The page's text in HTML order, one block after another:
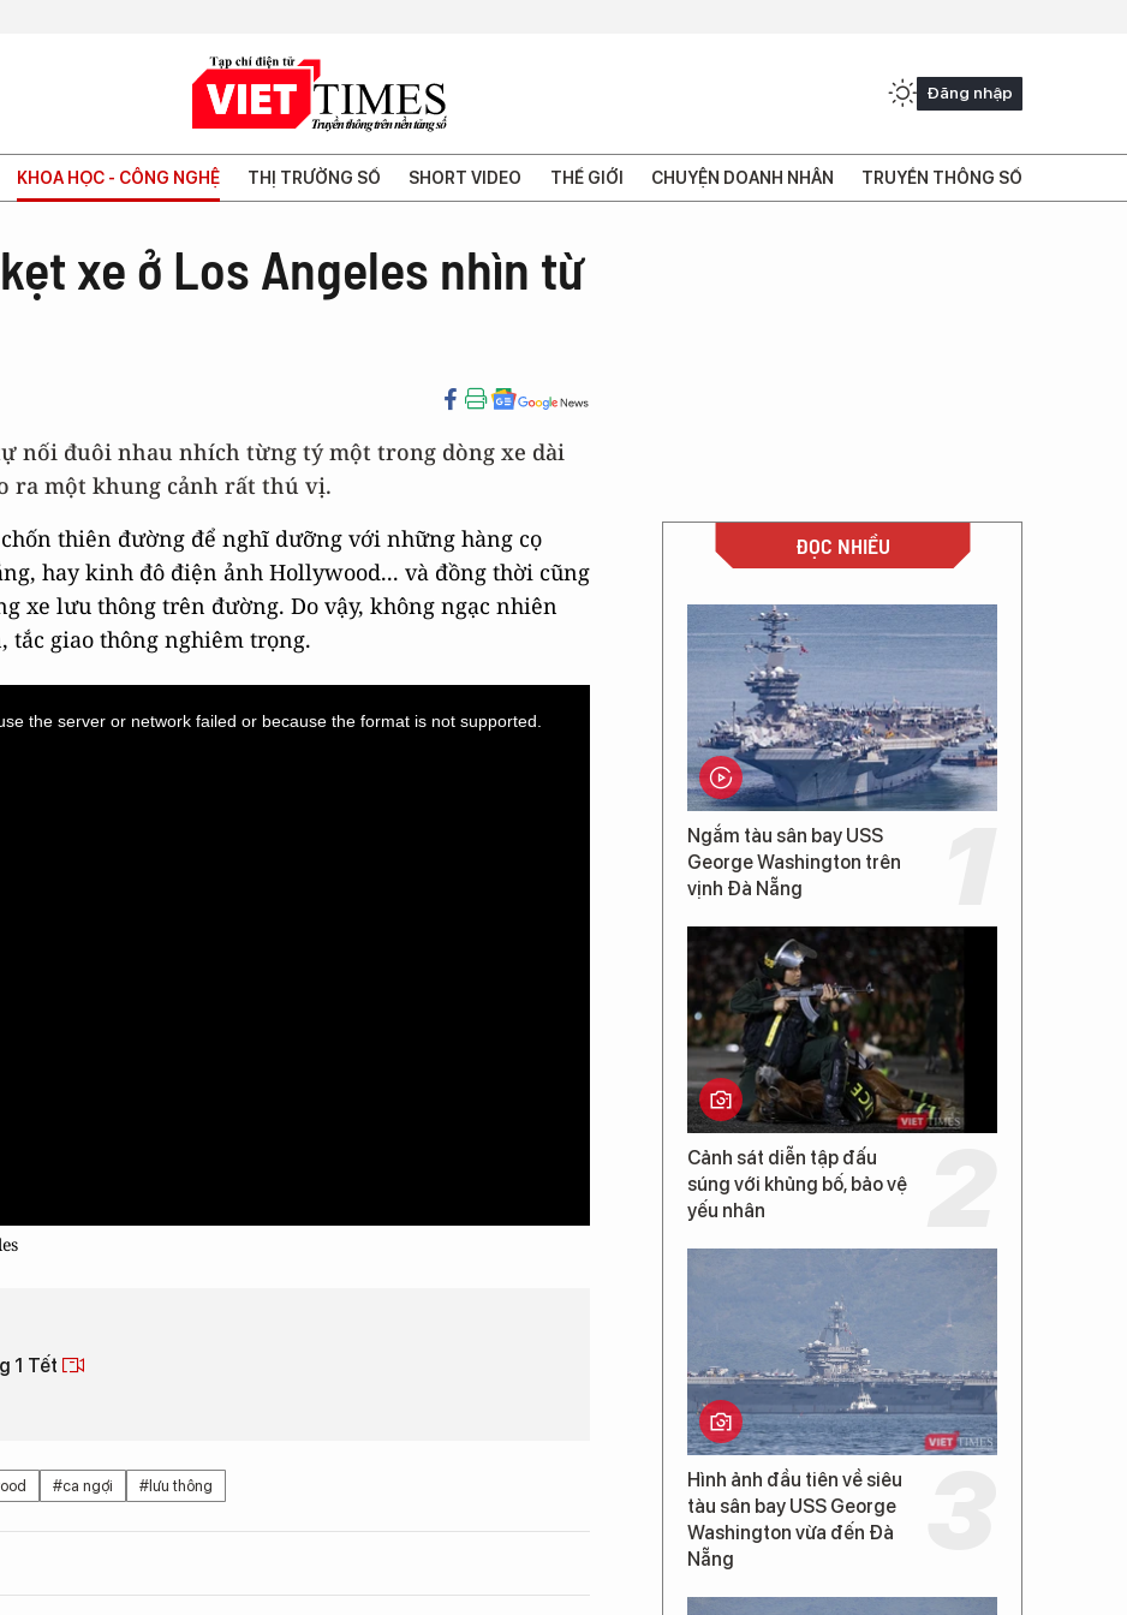
Đăng nhập
KHOA HỌC - CÔNG NGHỆ THỊ TRƯỜNG SỐ SHORT VIDEO THẾ GIỚI CHUYỆN DOANH NHÂN TRUYỀN THÔNG SỐ
xe ở Los Angeles nhìn từ
nối đuôi nhau nhích từng tý một trong dòng xe dài
ra một khung cảnh rất thú vị.
thiên đường để nghĩ dưỡng với những hàng cọ
hay kinh đô điện ảnh Hollywood... và đồng thời cũng
xe lưu thông trên đường. Do vậy, không ngạc nhiên
giao thông nghiêm trọng.
the server or network failed or because the format is not supported.
1 Tết
#ca ngợi #lưu thông
ĐỌC NHIỀU
Ngắm tàu sân bay USS
George Washington trên
vịnh Đà Nẵng
Cảnh sát diễn tập đấu
súng với khủng bố, bảo vệ
yếu nhân
Hình ảnh đầu tiên về siêu
tàu sân bay USS George
Washington vừa đến Đà
Nẵng